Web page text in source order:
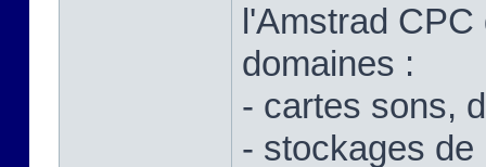
l'Amstrad
domaines :
- cartes sons,
- stockages